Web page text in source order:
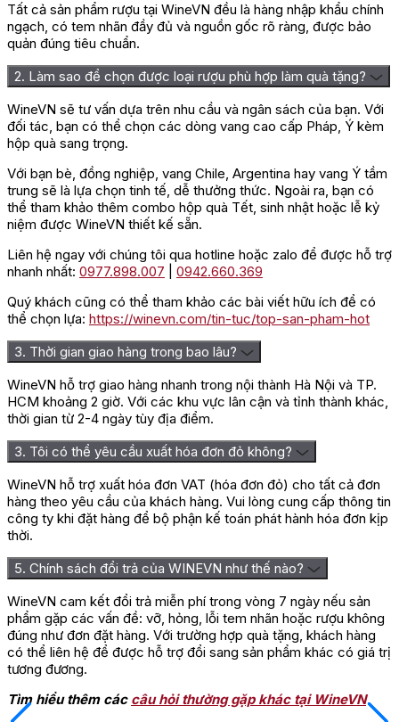
Tất cả sản phẩm rượu tại WineVN đều là hàng nhập khẩu chính
ngạch, có tem nhãn đầy đủ và nguồn gốc rõ ràng, được bảo
quản đúng tiêu chuẩn.
2. Làm sao để chọn được loại rượu phù hợp làm quà tặng?
WineVN sẽ tư vấn dựa trên nhu cầu và ngân sách của bạn. Với
đối tác, bạn có thể chọn các dòng vang cao cấp Pháp, Ý kèm
hộp quà sang trọng.
Với bạn bè, đồng nghiệp, vang Chile, Argentina hay vang Ý tầm
trung sẽ là lựa chọn tinh tế, dễ thưởng thức. Ngoài ra, bạn có
thể tham khảo thêm combo hộp quà Tết, sinh nhật hoặc lễ kỷ
niệm được WineVN thiết kế sẵn.
Liên hệ ngay với chúng tôi qua hotline hoặc zalo để được hỗ trợ
nhanh nhất: 0977.898.007
0942.660.369
Quý khách cũng có thể tham khảo các bài viết hữu ích để có
thể chọn lựa: https://winevn.com/tin-tuc/top-san-pham-hot
3. Thời gian giao hàng trong bao lâu?
WineVN hỗ trợ giao hàng nhanh trong nội thành Hà Nội và TP.
HCM khoảng 2 giờ. Với các khu vực lân cận và tỉnh thành khác,
thời gian từ 2-4 ngày tùy địa điểm.
3. Tôi có thể yêu cầu xuất hóa đơn đỏ không?
WineVN hỗ trợ xuất hóa đơn VAT (hóa đơn đỏ) cho tất cả đơn
hàng theo yêu cầu của khách hàng. Vui lòng cung cấp thông tin
công ty khi đặt hàng để bộ phận kế toán phát hành hóa đơn kịp
thời.
5. Chính sách đổi trả của WINEVN như thế nào?
WineVN cam kết đổi trả miễn phí trong vòng 7 ngày nếu sản
phẩm gặp các vấn đề: vỡ, hỏng, lỗi tem nhãn hoặc rượu không
đúng như đơn đặt hàng. Với trường hợp quà tặng, khách hàng
có thể liên hệ để được hỗ trợ đổi sang sản phẩm khác có giá trị
tương đương.
Tìm hiểu thêm các câu hỏi thường gặp khác tại WineVN